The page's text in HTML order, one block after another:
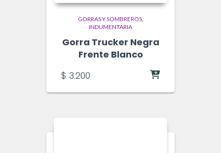
GORRAS Y SOMBREROS
INDUMENTARIA
Gorra Trucker Negra
Frente Blanco
$ 3.200